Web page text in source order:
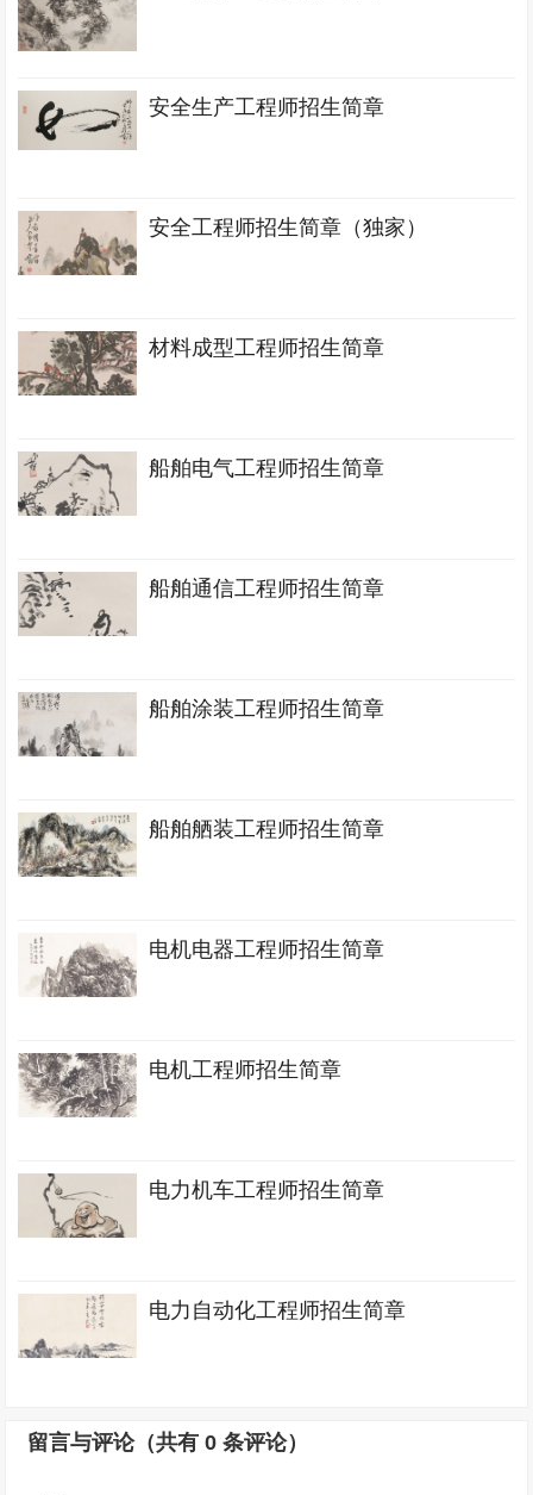
安全生产工程师招生简章
安全工程师招生简章（独家）
材料成型工程师招生简章
船舶电气工程师招生简章
船舶通信工程师招生简章
船舶涂装工程师招生简章
船舶舾装工程师招生简章
电机电器工程师招生简章
电机工程师招生简章
电力机车工程师招生简章
电力自动化工程师招生简章
留言与评论（共有0 条评论）